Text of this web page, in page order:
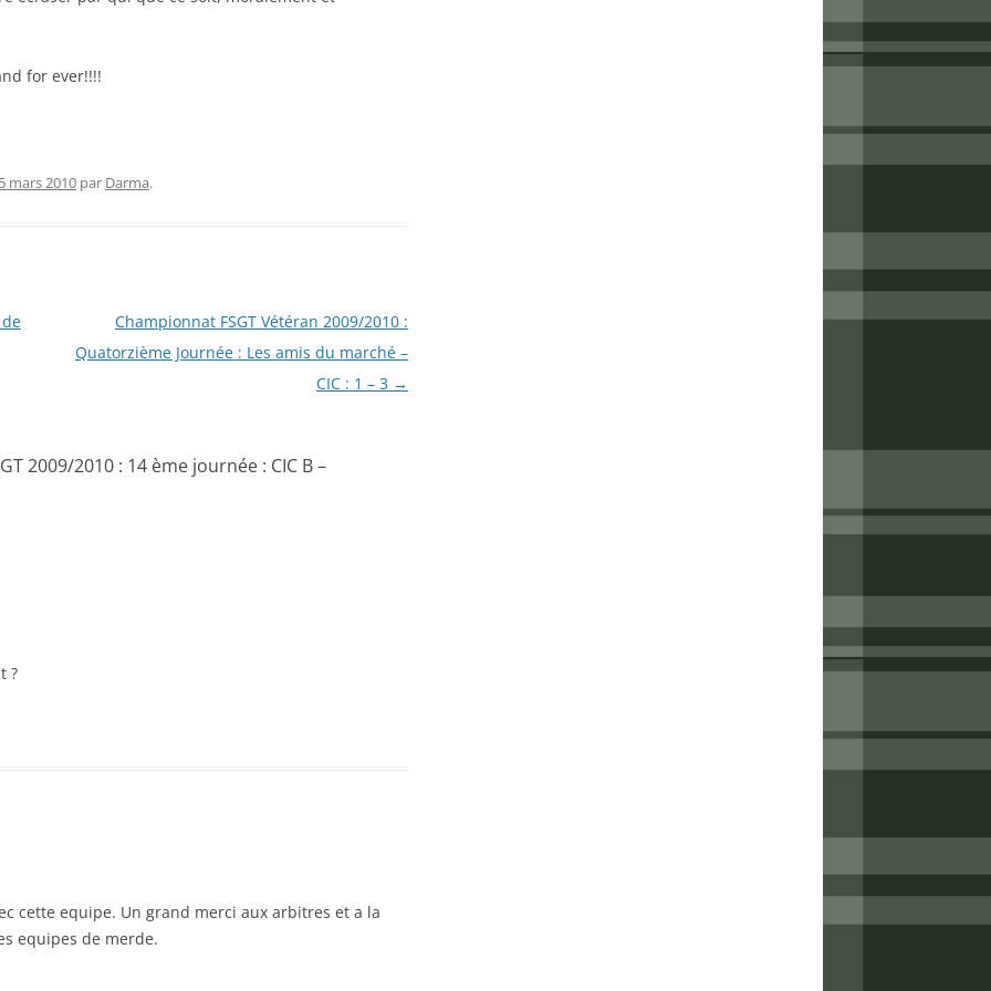
for ever!!!!
mars 2010 par Darma.
Championnat FSGT Vétéran 2009/2010 :
Quatorzième Journée : Les amis du marché –
CIC : 1 – 3 →
2009/2010 : 14 ème journée : CIC B –
?
cette equipe. Un grand merci aux arbitres et a la
equipes de merde.